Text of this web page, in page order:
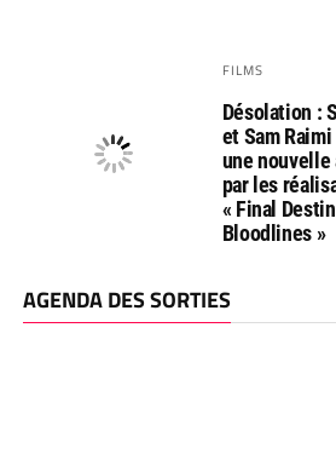
FILMS
Désolation :
et Sam
une nouvelle
par les
« Final
Bloodlines »
AGENDA DES SORTIES